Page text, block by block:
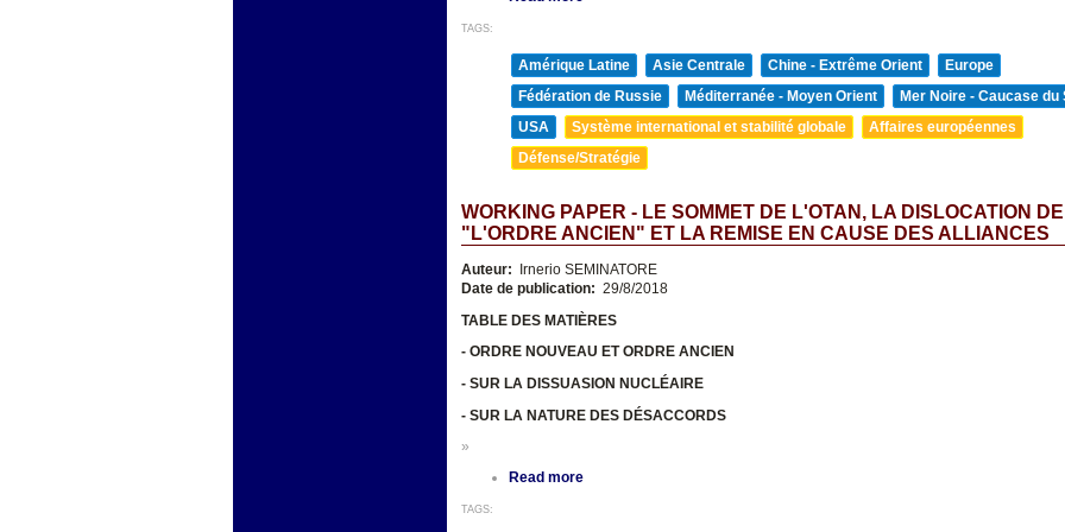
TAGS:
Amérique Latine Asie Centrale Chine - Extrême Orient
Europe
Fédération de Russie
Méditerranée - Moyen Orient
Mer Noire - Caucase du
USA
Système international et stabilité globale
Affaires européennes
Défense/Stratégie
WORKING PAPER - LE SOMMET DE L'OTAN, LA DISLOCATION DE
"L'ORDRE ANCIEN" ET LA REMISE EN CAUSE DES ALLIANCES
Auteur: Irnerio SEMINATORE
Date de publication: 29/8/2018
TABLE DES MATIÈRES
- ORDRE NOUVEAU ET ORDRE ANCIEN
- SUR LA DISSUASION NUCLÉAIRE
- SUR LA NATURE DES DÉSACCORDS
»
Read more
TAGS: